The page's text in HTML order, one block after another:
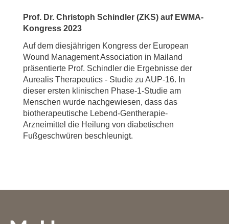
Prof. Dr. Christoph Schindler (ZKS) auf EWMA-
Kongress 2023
Auf dem diesjährigen Kongress der European
Wound Management Association in Mailand
präsentierte Prof. Schindler die Ergebnisse der
Aurealis Therapeutics - Studie zu AUP-16. In
dieser ersten klinischen Phase-1-Studie am
Menschen wurde nachgewiesen, dass das
biotherapeutische Lebend-Gentherapie-
Arzneimittel die Heilung von diabetischen
Fußgeschwüren beschleunigt.